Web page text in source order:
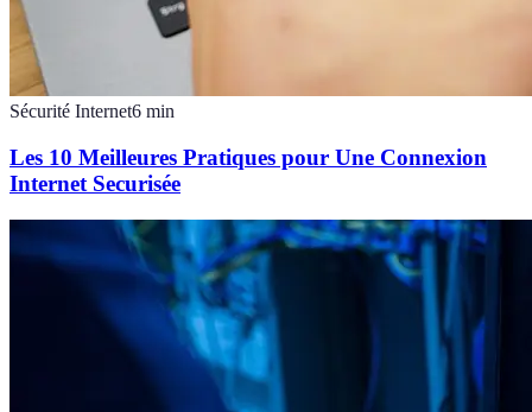
Sécurité Internet6 min
Les 10 Meilleures Pratiques pour Une Connexion
Internet Securisée